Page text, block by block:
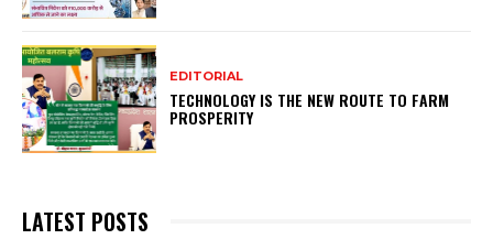
EDITORIAL
TECHNOLOGY IS THE NEW ROUTE TO FARM
PROSPERITY
LATEST POSTS